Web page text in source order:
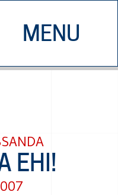
MENU
CHI SIAMO
EHI!